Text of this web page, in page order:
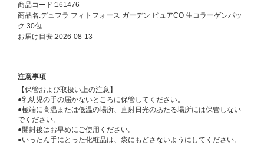
商品コード:161476
商品名:デュフラ フィトフォース ガーデン ピュアCO 生コラーゲンパッ
ク 30包
お届け目安:2026-08-13
注意事項
【保管および取扱い上の注意】
●乳幼児の手の届かないところに保管してください。
●極端に高温または低温の場所、直射日光のあたる場所には保管しない
でください。
●開封後はお早めにご使用ください。
●いったん手にとった化粧品は、袋にもどさないようにしてください。